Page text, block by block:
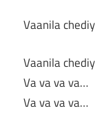
Vaanila
Vaanila
Va va va va…
Va va va va…